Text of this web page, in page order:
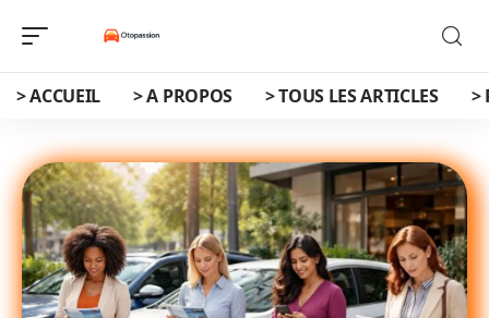
> ACCUEIL > A PROPOS > TOUS LES ARTICLES >